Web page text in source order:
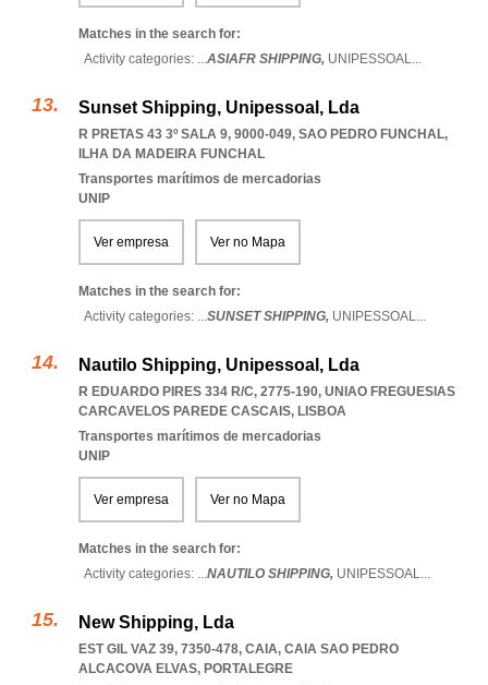
Matches in the search for:
Activity categories: ...ASIAFR SHIPPING, UNIPESSOAL...
Sunset Shipping, Unipessoal, Lda
R PRETAS 43 3º SALA 9, 9000-049, SAO PEDRO FUNCHAL,
ILHA DA MADEIRA FUNCHAL
Transportes marítimos de mercadorias
UNIP
Ver empresa Ver no Mapa
Matches in the search for:
Activity categories: ...SUNSET SHIPPING, UNIPESSOAL...
Nautilo Shipping, Unipessoal, Lda
R EDUARDO PIRES 334 R/C, 2775-190, UNIAO FREGUESIAS
CARCAVELOS PAREDE CASCAIS, LISBOA
Transportes marítimos de mercadorias
UNIP
Ver empresa Ver no Mapa
Matches in the search for:
Activity categories: ...NAUTILO SHIPPING, UNIPESSOAL...
New Shipping, Lda
EST GIL VAZ 39, 7350-478, CAIA, CAIA SAO PEDRO
ALCACOVA ELVAS, PORTALEGRE